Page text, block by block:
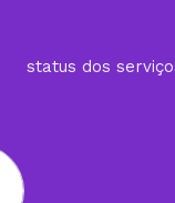
status dos